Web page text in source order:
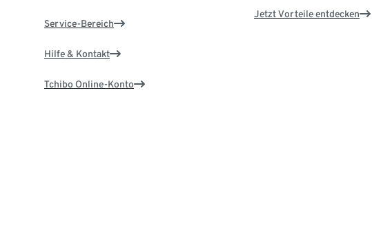
Service-Bereich
Hilfe & Kontakt
Tchibo Online-Konto
Jetzt Vorteile entdecken